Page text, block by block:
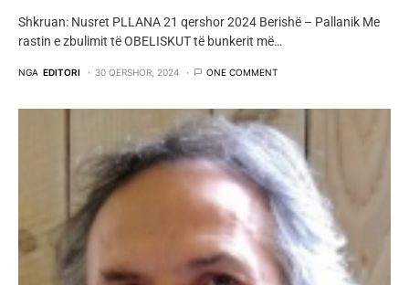
Shkruan: Nusret PLLANA 21 qershor 2024 Berishë – Pallanik Me
rastin e zbulimit të OBELISKUT të bunkerit më…
NGA EDITORI 30 QERSHOR, 2024 ONE COMMENT